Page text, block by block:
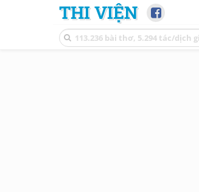
THI VIỆN